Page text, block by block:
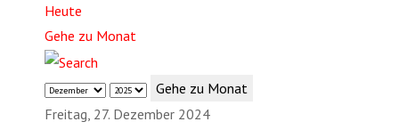
Heute
Gehe zu Monat
Gehe zu Monat
Freitag, 27. Dezember 2024